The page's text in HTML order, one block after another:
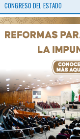
CONGRESO DEL ESTADO